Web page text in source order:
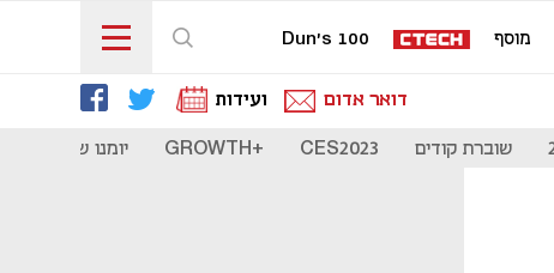
מוסף Dun's 100
דואר אדום ועידות
שוברת קודים CES2023
+GROWTH יומנו של